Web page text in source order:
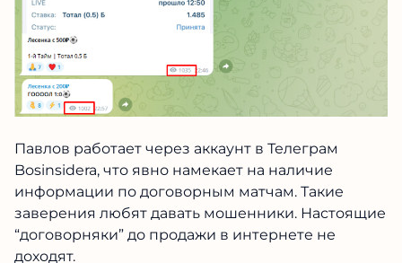
Павлов работает через аккаунт в Телеграм
Bosinsidera, что явно намекает на наличие
информации по договорным матчам. Такие
заверения любят давать мошенники.
Настоящие “договорняки” до продажи в